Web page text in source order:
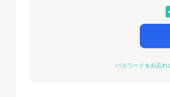
パスワードをお忘れ